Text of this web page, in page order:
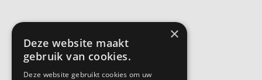
×
Deze website maakt
gebruik van cookies.
Deze website gebruikt cookies om uw